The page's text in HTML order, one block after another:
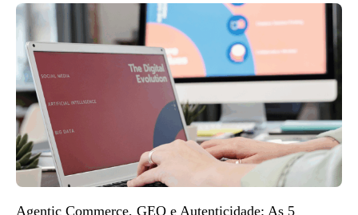
Agentic Commerce, GEO e Autenticidade: As 5